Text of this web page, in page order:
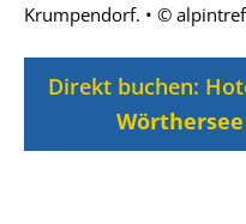
Krumpendorf. • ©
Direkt buchen:
Wörthersee